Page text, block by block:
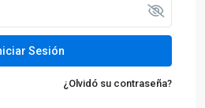
Sesión
¿Olvidó su contraseña?